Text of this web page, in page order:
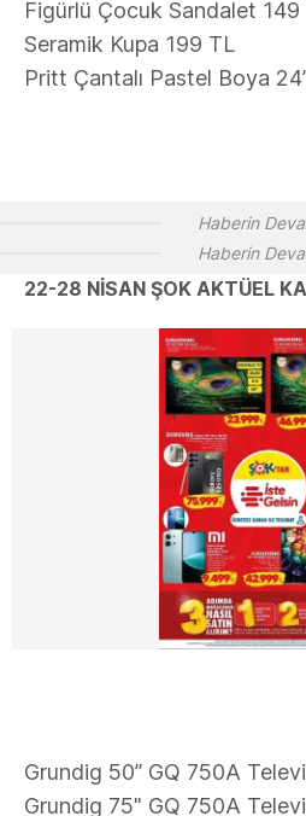
Figürlü Çocuk Sandalet 149
Seramik Kupa 199 TL
Pritt Çantalı Pastel Boya
Haberin
Haberin
22-28 NİSAN ŞOK AKTÜEL
Grundig 50” GQ 750A
Grundig 75" GQ 750A